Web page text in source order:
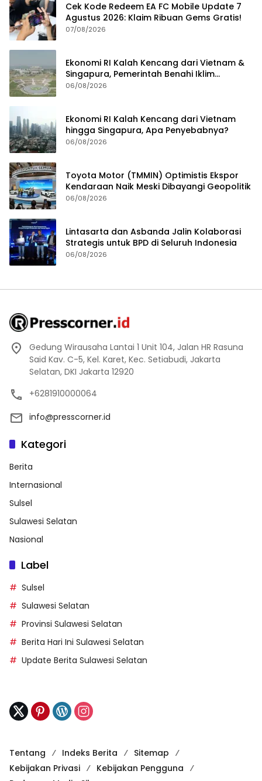
Cek Kode Redeem EA FC Mobile Update 7
Agustus 2026: Klaim Ribuan Gems Gratis!
07/08/2026
Ekonomi RI Kalah Kencang dari Vietnam &
Singapura, Pemerintah Benahi Iklim
Investasi
06/08/2026
Ekonomi RI Kalah Kencang dari Vietnam
hingga Singapura, Apa Penyebabnya?
06/08/2026
Toyota Motor (TMMIN) Optimistis Ekspor
Kendaraan Naik Meski Dibayangi Geopolitik
06/08/2026
Lintasarta dan Asbanda Jalin Kolaborasi
Strategis untuk BPD di Seluruh Indonesia
06/08/2026
Gedung Wirausaha Lantai 1 Unit 104, Jalan HR Rasuna
Said Kav. C-5, Kel. Karet, Kec. Setiabudi, Jakarta
Selatan, DKI Jakarta 12920
+6281910000064
info@presscorner.id
Kategori
Berita
Internasional
Sulsel
Sulawesi Selatan
Nasional
Label
Sulsel
Sulawesi Selatan
Provinsi Sulawesi Selatan
Berita Hari Ini Sulawesi Selatan
Update Berita Sulawesi Selatan
Tentang Indeks Berita
Sitemap
Kebijakan Privasi
Kebijakan Pengguna